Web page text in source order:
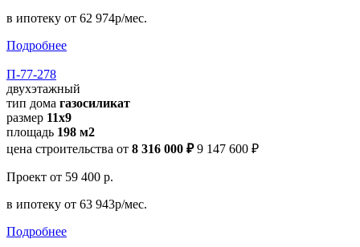
в ипотеку от 62 974р/мес.
Подробнее
П-77-278
двухэтажный
тип дома газосиликат
размер 11x9
площадь 198 м2
цена строительства от 8 316 000 ₽ 9 147 600 ₽
Проект от 59 400 р.
в ипотеку от 63 943р/мес.
Подробнее